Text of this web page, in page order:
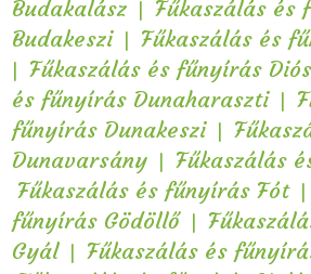
Budakalász | Fűkaszálás és
Budakeszi | Fűkaszálás és
| Fűkaszálás és fűnyírás
és fűnyírás Dunaharaszti |
fűnyírás Dunakeszi |
Dunavarsány | Fűkaszálás
Fűkaszálás és fűnyírás Fót |
fűnyírás Gödöllő |
Gyál | Fűkaszálás és